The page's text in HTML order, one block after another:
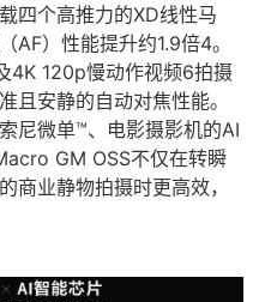
四个高推力的XD线性马
AF）性能提升约1.9倍4。
4K 120p慢动作视频6拍摄
且安静的自动对焦性能。
尼微单™、电影摄影机的AI
GM OSS不仅在转瞬
商业静物拍摄时更高效，